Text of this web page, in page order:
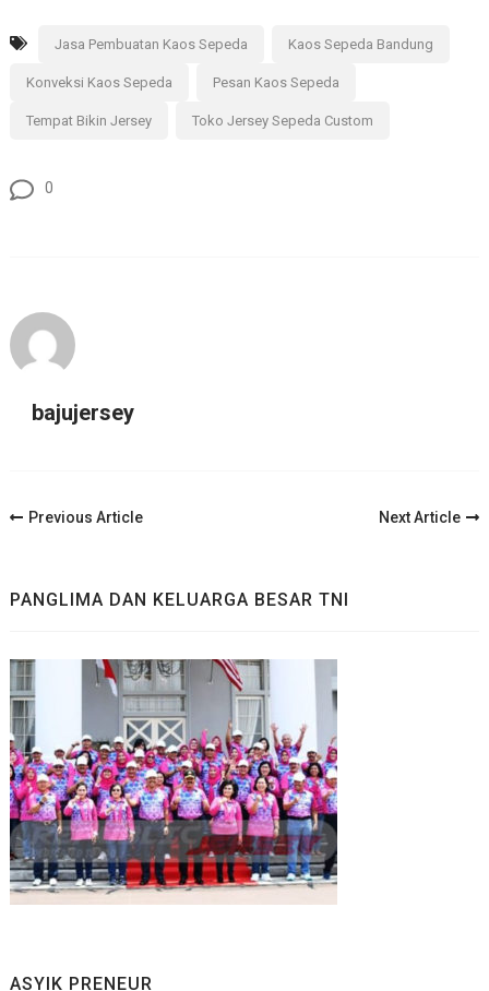
Jasa Pembuatan Kaos Sepeda Kaos Sepeda Bandung
Konveksi Kaos Sepeda Pesan Kaos Sepeda
Tempat Bikin Jersey Toko Jersey Sepeda Custom
0
bajujersey
Post
Previous Article Next Article
PANGLIMA DAN KELUARGA BESAR TNI
ASYIK PRENEUR